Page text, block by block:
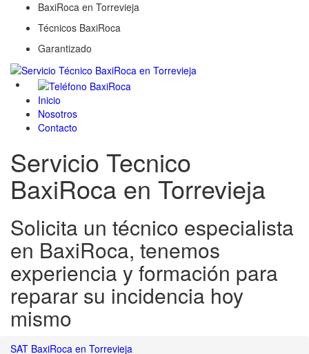
BaxiRoca en Torrevieja
Técnicos BaxiRoca
Garantizado
Inicio
Nosotros
Contacto
Servicio Tecnico
BaxiRoca en Torrevieja
Solicita un técnico especialista
en BaxiRoca, tenemos
experiencia y formación para
reparar su incidencia hoy
mismo
SAT BaxiRoca en Torrevieja